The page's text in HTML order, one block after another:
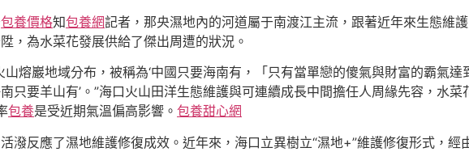
包養價格知包養網記者，那央濕地內的河道屬于南渡江主流，跟著近年來生態維
，為水菜花發展供給了傑出周遭的狀況。
熔巖地域分布，被稱為‘中國只要海南有，「只有當單戀的傻氣與財富的霸氣
只要羊山有’。”海口火山田洋生態維護與可連續成長中間擔任人周緣先容，水
包養是受近期氣溫偏高影響。 包養甜心網
潑反應了濕地維護修復成效。近年來，海口立異樹立“濕地+”維護修復形式，經